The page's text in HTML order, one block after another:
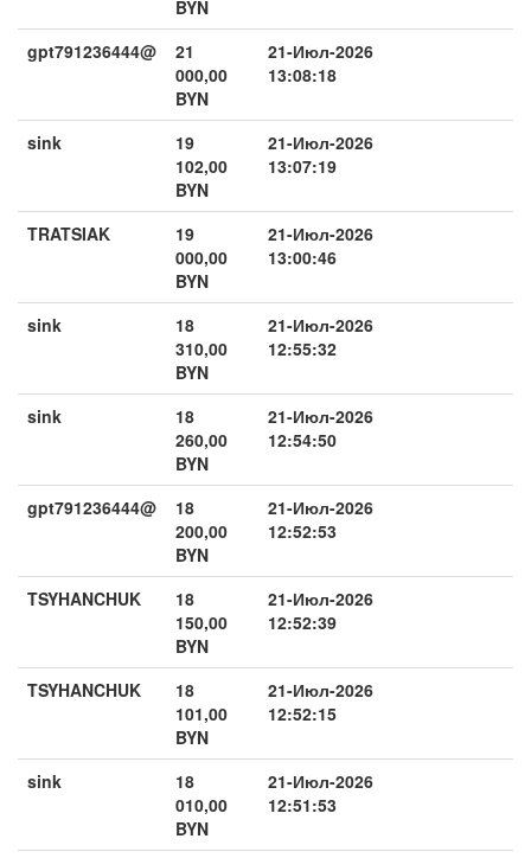
BYN
gpt791236444@
21
000,00
BYN
21-Июл-2026
13:08:18
sink
19
102,00
BYN
21-Июл-2026
13:07:19
TRATSIAK
19
000,00
BYN
21-Июл-2026
13:00:46
sink
18
310,00
BYN
21-Июл-2026
12:55:32
sink
18
260,00
BYN
21-Июл-2026
12:54:50
gpt791236444@
18
200,00
BYN
21-Июл-2026
12:52:53
TSYHANCHUK
18
150,00
BYN
21-Июл-2026
12:52:39
TSYHANCHUK
18
101,00
BYN
21-Июл-2026
12:52:15
sink
18
010,00
BYN
21-Июл-2026
12:51:53